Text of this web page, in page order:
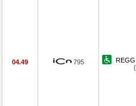
04.49 795